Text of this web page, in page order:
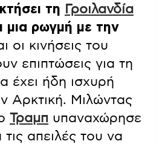
τη Γροιλανδία
μια ρωγμή με την
οι κινήσεις του
επιπτώσεις για τη
έχει ήδη ισχυρή
Αρκτική. Μιλώντας
Τραμπ υπαναχώρησε
απειλές του να